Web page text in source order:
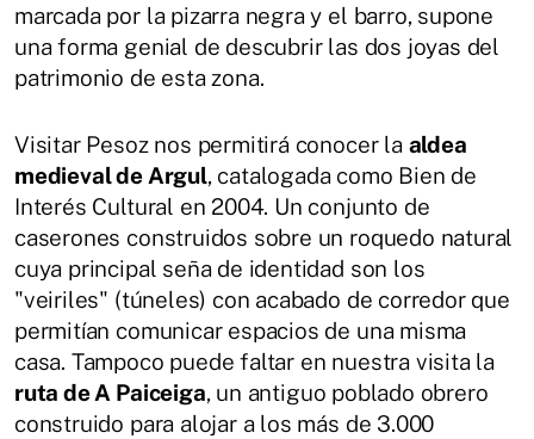
marcada por la pizarra negra y el barro, supone
una forma genial de descubrir las dos joyas del
patrimonio de esta zona.
Visitar Pesoz nos permitirá conocer la aldea
medieval de Argul, catalogada como Bien de
Interés Cultural en 2004. Un conjunto de
caserones construidos sobre un roquedo natural
cuya principal seña de identidad son los
"veiriles" (túneles) con acabado de corredor que
permitían comunicar espacios de una misma
casa. Tampoco puede faltar en nuestra visita la
ruta de A Paiceiga, un antiguo poblado obrero
construido para alojar a los más de 3.000